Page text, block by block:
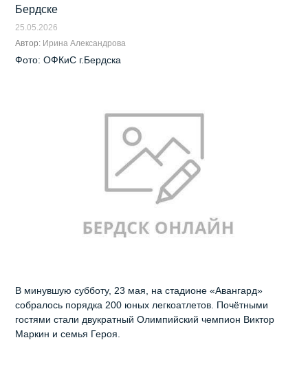
Бердске
25.05.2026
Автор: Ирина Александрова
Фото: ОФКиС г.Бердска
В минувшую субботу, 23 мая, на стадионе «Авангард»
собралось порядка 200 юных легкоатлетов. Почётными
гостями стали двукратный Олимпийский чемпион Виктор
Маркин и семья Героя.